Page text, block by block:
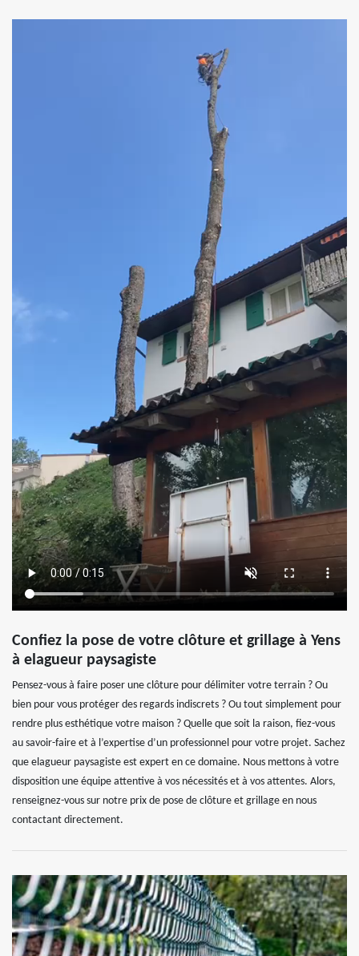
Confiez la pose de votre clôture et grillage à Yens
à elagueur paysagiste
Pensez-vous à faire poser une clôture pour délimiter votre terrain ? Ou
bien pour vous protéger des regards indiscrets ? Ou tout simplement pour
rendre plus esthétique votre maison ? Quelle que soit la raison, fiez-vous
au savoir-faire et à l’expertise d’un professionnel pour votre projet. Sachez
que elagueur paysagiste est expert en ce domaine. Nous mettons à votre
disposition une équipe attentive à vos nécessités et à vos attentes. Alors,
renseignez-vous sur notre prix de pose de clôture et grillage en nous
contactant directement.